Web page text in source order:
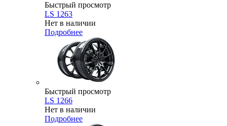
Быстрый просмотр
LS 1263
Нет в наличии
Подробнее
Быстрый просмотр
LS 1266
Нет в наличии
Подробнее